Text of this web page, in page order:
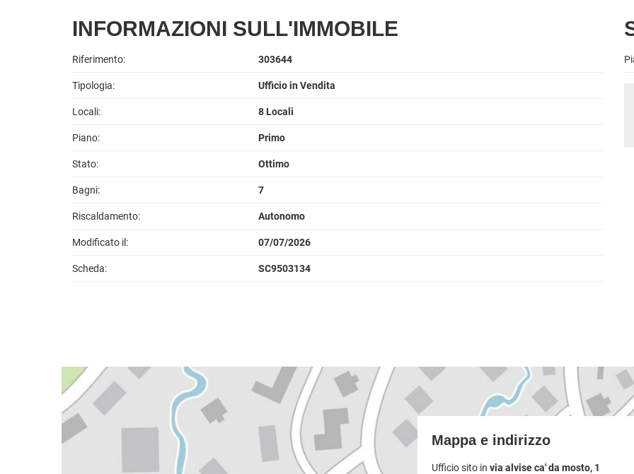
INFORMAZIONI SULL'IMMOBILE
Riferimento: 303644
Tipologia: Ufficio in Vendita
Locali: 8 Locali
Piano: Primo
Stato: Ottimo
Bagni: 7
Riscaldamento: Autonomo
Modificato il: 07/07/2026
Scheda: SC9503134
Mappa e indirizzo
Ufficio sito invia alvise ca' da mosto, 1